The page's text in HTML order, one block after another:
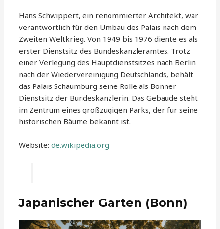
Hans Schwippert, ein renommierter Architekt, war
verantwortlich für den Umbau des Palais nach dem
Zweiten Weltkrieg. Von 1949 bis 1976 diente es als
erster Dienstsitz des Bundeskanzleramtes. Trotz
einer Verlegung des Hauptdienstsitzes nach Berlin
nach der Wiedervereinigung Deutschlands, behält
das Palais Schaumburg seine Rolle als Bonner
Dienstsitz der Bundeskanzlerin. Das Gebäude steht
im Zentrum eines großzügigen Parks, der für seine
historischen Bäume bekannt ist.
Website:de.wikipedia.org
Japanischer Garten (Bonn)